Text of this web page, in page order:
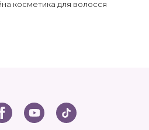
косметика для волосся